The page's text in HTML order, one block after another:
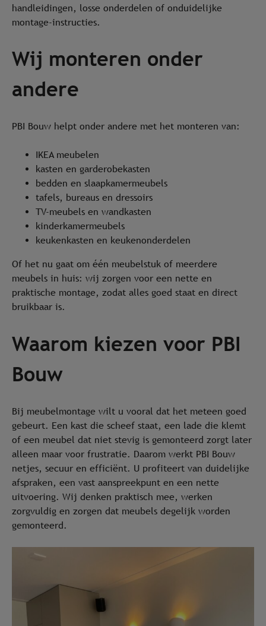
handleidingen, losse onderdelen of onduidelijke
montage-instructies.
Wij monteren onder
andere
PBI Bouw helpt onder andere met het monteren van:
IKEA meubelen
kasten en garderobekasten
bedden en slaapkamermeubels
tafels, bureaus en dressoirs
TV-meubels en wandkasten
kinderkamermeubels
keukenkasten en keukenonderdelen
Of het nu gaat om één meubelstuk of meerdere
meubels in huis: wij zorgen voor een nette en
praktische montage, zodat alles goed staat en direct
bruikbaar is.
Waarom kiezen voor PBI
Bouw
Bij meubelmontage wilt u vooral dat het meteen goed
gebeurt. Een kast die scheef staat, een lade die klemt
of een meubel dat niet stevig is gemonteerd zorgt later
alleen maar voor frustratie. Daarom werkt PBI Bouw
netjes, secuur en efficiënt. U profiteert van duidelijke
afspraken, een vast aanspreekpunt en een nette
uitvoering. Wij denken praktisch mee, werken
zorgvuldig en zorgen dat meubels degelijk worden
gemonteerd.